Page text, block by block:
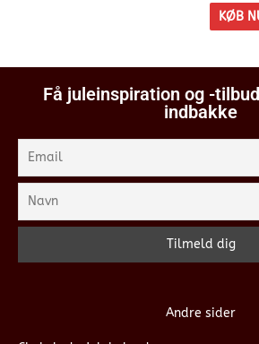
KØB
Få juleinspiration og -
indbakke
Andre sider